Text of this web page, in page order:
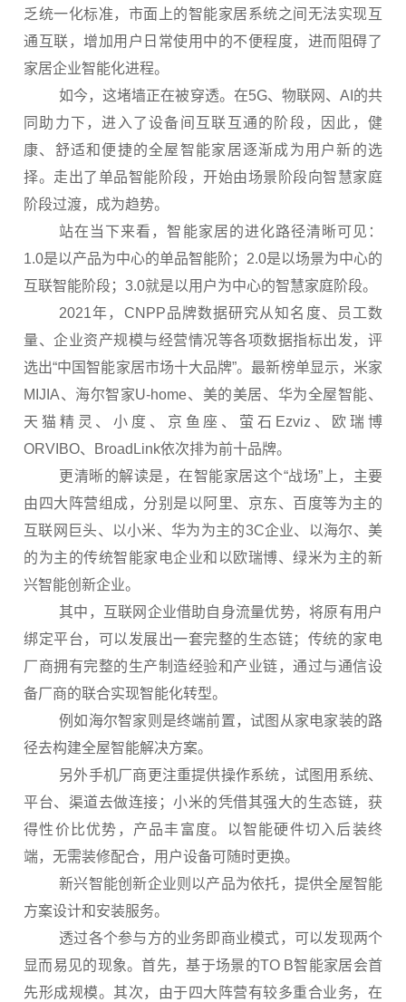
乏统一化标准，市面上的智能家居系统之间无法实现互
通互联，增加用户日常使用中的不便程度，进而阻碍了
家居企业智能化进程。
如今，这堵墙正在被穿透。在5G、物联网、AI的共
同助力下，进入了设备间互联互通的阶段，因此，健
康、舒适和便捷的全屋智能家居逐渐成为用户新的选
择。走出了单品智能阶段，开始由场景阶段向智慧家庭
阶段过渡，成为趋势。
站在当下来看，智能家居的进化路径清晰可见：
1.0是以产品为中心的单品智能阶；2.0是以场景为中心的
互联智能阶段；3.0就是以用户为中心的智慧家庭阶段。
2021年，CNPP品牌数据研究从知名度、员工数
量、企业资产规模与经营情况等各项数据指标出发，评
选出“中国智能家居市场十大品牌”。最新榜单显示，米家
MIJIA、海尔智家U-home、美的美居、华为全屋智能、
天猫精灵、小度、京鱼座、萤石Ezviz、欧瑞博
ORVIBO、BroadLink依次排为前十品牌。
更清晰的解读是，在智能家居这个“战场”上，主要
由四大阵营组成，分别是以阿里、京东、百度等为主的
互联网巨头、以小米、华为为主的3C企业、以海尔、美
的为主的传统智能家电企业和以欧瑞博、绿米为主的新
兴智能创新企业。
其中，互联网企业借助自身流量优势，将原有用户
绑定平台，可以发展出一套完整的生态链；传统的家电
厂商拥有完整的生产制造经验和产业链，通过与通信设
备厂商的联合实现智能化转型。
例如海尔智家则是终端前置，试图从家电家装的路
径去构建全屋智能解决方案。
另外手机厂商更注重提供操作系统，试图用系统、
平台、渠道去做连接；小米的凭借其强大的生态链，获
得性价比优势，产品丰富度。以智能硬件切入后装终
端，无需装修配合，用户设备可随时更换。
新兴智能创新企业则以产品为依托，提供全屋智能
方案设计和安装服务。
透过各个参与方的业务即商业模式，可以发现两个
显而易见的现象。首先，基于场景的TO B智能家居会首
先形成规模。其次，由于四大阵营有较多重合业务，在